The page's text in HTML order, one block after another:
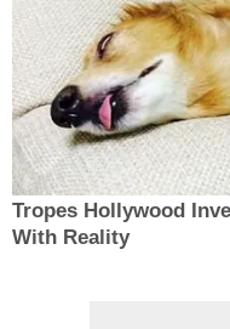
Tropes Hollywood
With Reality